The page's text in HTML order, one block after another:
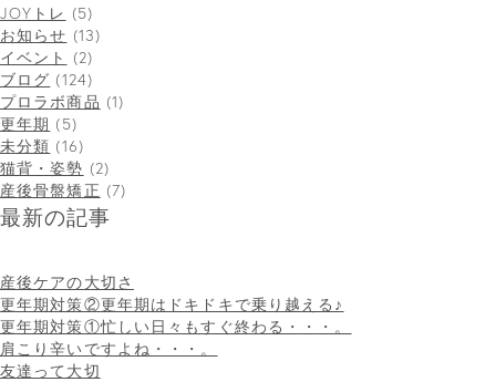
JOYトレ (5)
お知らせ (13)
イベント (2)
ブログ (124)
プロラボ商品 (1)
更年期 (5)
未分類 (16)
猫背・姿勢 (2)
産後骨盤矯正 (7)
最新の記事
産後ケアの大切さ
更年期対策②更年期はドキドキで乗り越える♪
更年期対策①忙しい日々もすぐ終わる・・・。
肩こり辛いですよね・・・。
友達って大切